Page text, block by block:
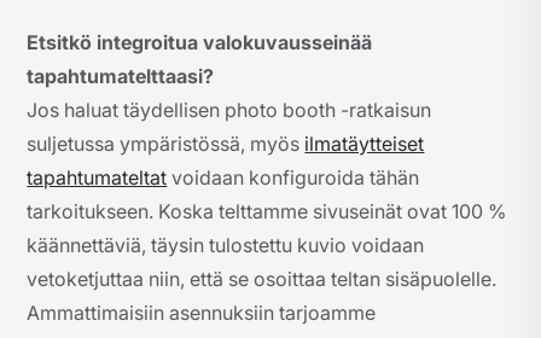
Etsitkö integroitua valokuvausseinää
tapahtumatelttaasi?
Jos haluat täydellisen photo booth -ratkaisun
suljetussa ympäristössä, myös ilmatäytteiset
tapahtumateltat voidaan konfiguroida tähän
tarkoitukseen. Koska telttamme sivuseinät ovat 100 %
käännettäviä, täysin tulostettu kuvio voidaan
vetoketjuttaa niin, että se osoittaa teltan sisäpuolelle.
Ammattimaisiin asennuksiin tarjoamme